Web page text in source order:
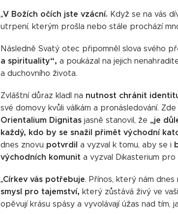
„V Božích očích jste vzácní. Když se na vás
utrpení, kterým prošla nebo stále prochází
Následně Svatý otec připomněl slova svého
a spirituality“, a poukázal na jejich
a duchovního života.
Zvláštní důraz kladl na nutnost chránit
své domovy kvůli válkám a pronásledování.
Orientalium Dignitas jasně stanovil, že „je
každý, kdo by se snažil přimět východní
dnes znovu potvrdil a vyzval k tomu, aby se i
východních komunit a vyzval Dikasterium
„Církev vás potřebuje. Přínos, který nám
smysl pro tajemství, který zůstává živý ve
opěvují krásu spásy a vyvolávají úžas nad tím,